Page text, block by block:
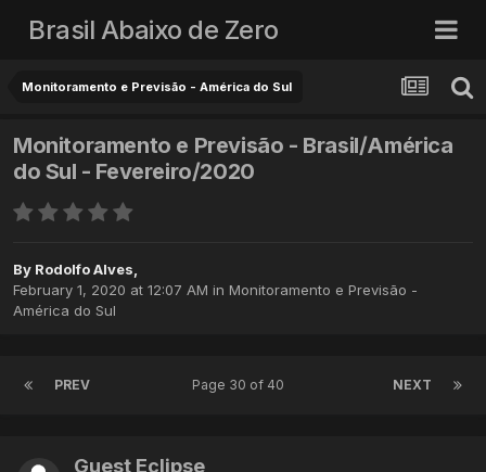
Brasil Abaixo de Zero
Monitoramento e Previsão - América do Sul
Monitoramento e Previsão - Brasil/América
do Sul - Fevereiro/2020
By Rodolfo Alves,
February 1, 2020 at 12:07 AM in Monitoramento e Previsão -
América do Sul
PREV NEXT
Page 30 of 40
Guest Eclipse